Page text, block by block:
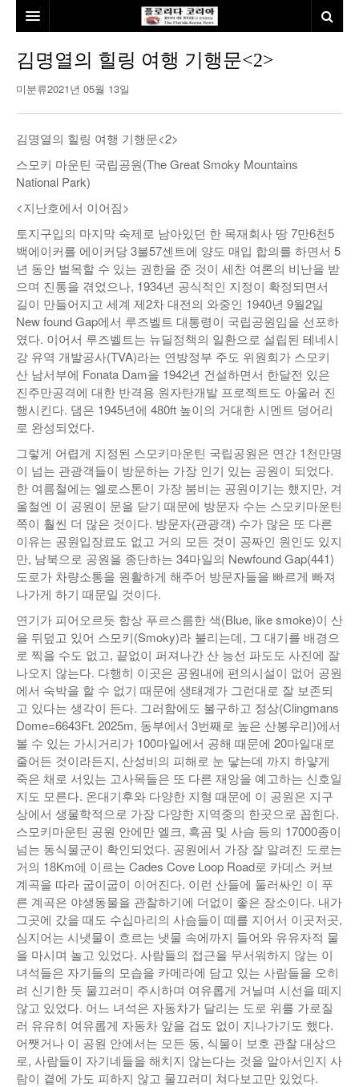
뉴스
동포
미국
칼럼
발행인칼럼
김명열칼럼
이명덕칼럼
김선옥칼럼
김원동칼럼
건강
본보특집
100인선/독자광장
100인선
독자광장
여행
인근여행지
놀이공원
낚시/비치
골프
인터뷰/탐방
김명열의 힐링 여행 기행문<2>
미분류2021년 05월 13일
김명열의 힐링 여행 기행문<2>
스모키 마운틴 국립공원(The Great Smoky Mountains
National Park)
<지난호에서 이어짐>
토지구입의 마지막 숙제로 남아있던 한 목재회사 땅 7만6천5
백에이커를 에이커당 3불57센트에 양도 매입 합의를 하면서 5
년 동안 벌목할 수 있는 권한을 준 것이 세찬 여론의 비난을 받
으며 진통을 겪었으나, 1934년 공식적인 지정이 확정되면서
길이 만들어지고 세계 제2차 대전의 와중인 1940년 9월2일
New found Gap에서 루즈벨트 대통령이 국립공원임을 선포하
였다. 이어서 루즈벨트는 뉴딜정책의 일환으로 설립된 테네시
강 유역 개발공사(TVA)라는 연방정부 주도 위원회가 스모키
산 남서부에 Fonata Dam을 1942년 건설하면서 한달전 있은
진주만공격에 대한 반격용 원자탄개발 프로젝트도 아울러 진
행시킨다. 댐은 1945년에 480ft 높이의 거대한 시멘트 덩어리
로 완성되었다.
그렇게 어렵게 지정된 스모키마운틴 국립공원은 연간 1천만명
이 넘는 관광객들이 방문하는 가장 인기 있는 공원이 되었다.
한 여름철에는 엘로스톤이 가장 붐비는 공원이기는 했지만, 겨
울철엔 이 공원이 문을 닫기 때문에 방문자 수는 스모키마운틴
쪽이 훨씬 더 많은 것이다. 방문자(관광객) 수가 많은 또 다른
이유는 공원입장료도 없고 거의 모든 것이 공짜인 원인도 있지
만, 남북으로 공원을 종단하는 34마일의 Newfound Gap(441)
도로가 차량소통을 원활하게 해주어 방문자들을 빠르게 빠져
나가게 하기 때문일 것이다.
연기가 피어오르듯 항상 푸르스름한 색(Blue, like smoke)이 산
을 뒤덮고 있어 스모키(Smoky)라 불리는데, 그 대기를 배경으
로 찍을 수도 없고, 끝없이 퍼져나간 산 능선 파도도 사진에 잘
나오지 않는다. 다행히 이곳은 공원내에 편의시설이 없어 공원
에서 숙박을 할 수 없기 때문에 생태계가 그런대로 잘 보존되
고 있다는 생각이 든다. 그러함에도 불구하고 정상(Clingmans
Dome=6643Ft. 2025m, 동부에서 3번째로 높은 산봉우리)에서
볼 수 있는 가시거리가 100마일에서 공해 때문에 20마일대로
줄어든 것이라든지, 산성비의 피해로 눈 닿는데 까지 하얗게
죽은 채로 서있는 고사목들은 또 다른 재앙을 예고하는 신호일
지도 모른다. 온대기후와 다양한 지형 때문에 이 공원은 지구
상에서 생물학적으로 가장 다양한 지역중의 한곳으로 꼽힌다.
스모키마운틴 공원 안에만 엘크, 흑곰 및 사슴 등의 17000종이
넘는 동식물군이 확인되었다. 공원에서 가장 잘 알려진 도로는
거의 18Km에 이르는 Cades Cove Loop Road로 카데스 커브
계곡을 따라 굽이굽이 이어진다. 이런 산들에 둘러싸인 이 푸
른 계곡은 야생동물을 관찰하기에 더없이 좋은 장소이다. 내가
그곳에 갔을 때도 수십마리의 사슴들이 떼를 지어서 이곳저곳,
심지어는 시냇물이 흐르는 냇물 속에까지 들어와 유유자적 물
을 마시며 놀고 있었다. 사람들의 접근을 무서워하지 않는 이
녀석들은 자기들의 모습을 카메라에 담고 있는 사람들을 오히
려 신기한 듯 물끄러미 주시하며 여유롭게 거닐며 시선을 떼지
않고 있었다. 어느 녀석은 자동차가 달리는 도로 위를 가로질
러 유유히 여유롭게 자동차 앞을 겁도 없이 지나가기도 했다.
어쨋거나 이 공원 안에서는 모든 동, 식물이 보호 관찰 대상으
로, 사람들이 자기네들을 해치지 않는다는 것을 알아서인지 사
람이 곁에 가도 피하지 않고 물끄러미 쳐다보고만 있었다.